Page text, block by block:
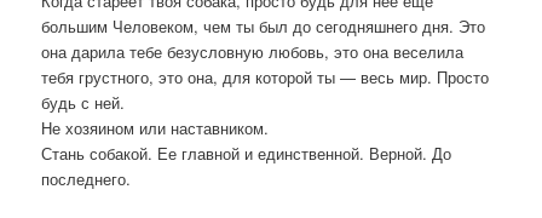
большим Человеком, чем ты был до сегодняшнего дня. Это
она дарила тебе безусловную любовь, это она веселила
тебя грустного, это она, для которой ты — весь мир. Просто
будь с ней.
Не хозяином или наставником.
Стань собакой. Ее главной и единственной. Верной. До
последнего.